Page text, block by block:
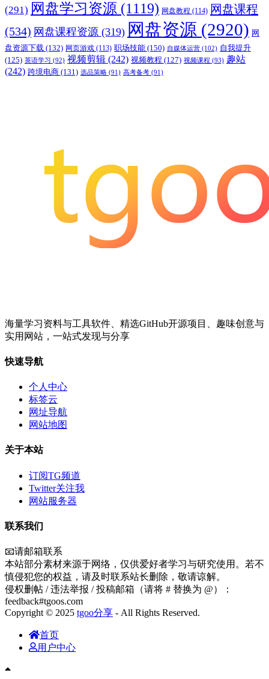
(291) 网盘学习资源 (1119) 网盘教程 (114) 网盘课程
(534) 网盘课程资源 (319) 网盘资源 (2920) 网
盘资源下载 (132) 网页游戏 (113) 职场技能 (150) 自媒体运营 (102) 自我提升
(125) 英语学习 (92) 视频剪辑 (242) 视频教程 (127) 视频课程 (93) 趣站
(242) 跨境电商 (131) 选品策略 (91) 高考备考 (91)
海量学习资料与工具软件、精选GitHub开源项目、趣味创意与
实用网站，一站式发现与分享
快速导航
个人中心
标签云
网址导航
网站地图
关于本站
订阅TG频道
Twitter关注我
网站服务器
联系我们
📧请邮箱联系
本站部分素材来源于网络，仅供爱好者学习与研究使用。若不
慎侵犯您的权益，请及时联系站长删除，敬请谅解。
侵权删帖 / 违法举报 / 投稿邮箱（请将 # 替换为 @）：
feedback#tgoos.com
Copyright © 2025 tgoo分享 - All Rights Reserved.
首页
用户中心